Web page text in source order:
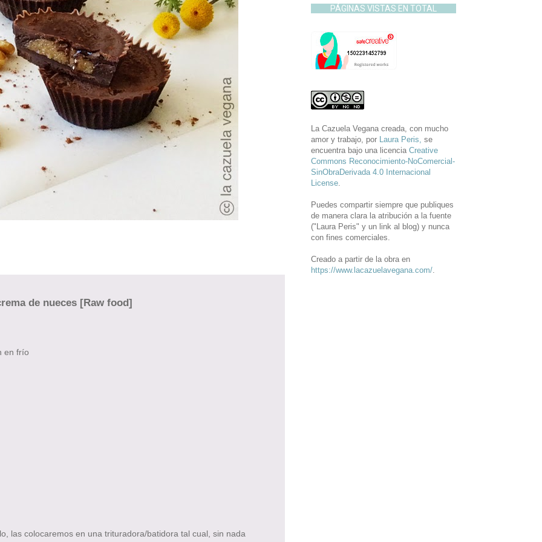
de nueces [Raw food]
en frío
las colocaremos en una trituradora/batidora tal cual, sin nada
PÁGINAS VISTAS EN TOTAL
La Cazuela Veganacreada, con mucho
amor y trabajo, por Laura Peris, se
encuentra bajo una licencia Creative
Commons Reconocimiento-NoComercial-
SinObraDerivada 4.0 Internacional
License.
Puedes compartir siempre que publiques
de manera clara la atribución a la fuente
("Laura Peris" y un link al blog) y nunca
con fines comerciales.
Creado a partir de la obra en
https://www.lacazuelavegana.com/.